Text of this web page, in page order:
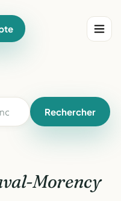
Rechercher
Morency